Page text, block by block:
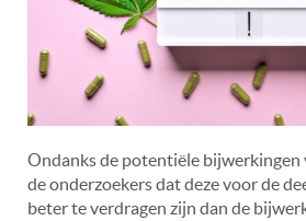
Ondanks de potentiële bijwerkingen
de onderzoekers dat deze voor de
beter te verdragen zijn dan de